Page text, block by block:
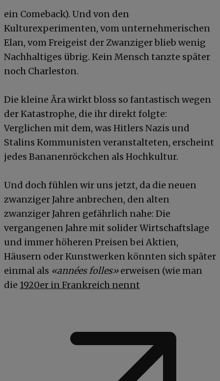
ein Comeback). Und von den
Kulturexperimenten, vom unternehmerischen
Elan, vom Freigeist der Zwanziger blieb wenig
Nachhaltiges übrig. Kein Mensch tanzte später
noch Charleston.
Die kleine Ära wirkt bloss so fantastisch wegen
der Katastrophe, die ihr direkt folgte:
Verglichen mit dem, was Hitlers Nazis und
Stalins Kommunisten veranstalteten, erscheint
jedes Bananenröckchen als Hochkultur.
Und doch fühlen wir uns jetzt, da die neuen
zwanziger Jahre anbrechen, den alten
zwanziger Jahren gefährlich nahe: Die
vergangenen Jahre mit solider Wirtschaftslage
und immer höheren Preisen bei Aktien,
Häusern oder Kunstwerken könnten sich später
einmal als «années folles»erweisen (wie man
die 1920er in Frankreich nennt